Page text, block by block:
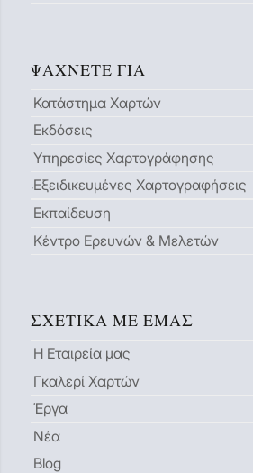
ΨΆΧΝΕΤΕ ΓΙΑ
Κατάστημα Χαρτών
Εκδόσεις
Υπηρεσίες Χαρτογράφησης
Εξειδικευμένες Χαρτογραφήσεις
Εκπαίδευση
Κέντρο Ερευνών & Μελετών
ΣΧΕΤΙΚΆ ΜΕ ΕΜΆΣ
Η Εταιρεία μας
Γκαλερί Χαρτών
Έργα
Νέα
Blog